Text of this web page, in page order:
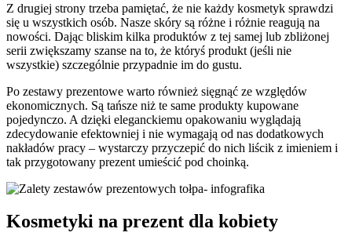
Z drugiej strony trzeba pamiętać, że nie każdy kosmetyk sprawdzi
się u wszystkich osób. Nasze skóry są różne i różnie reagują na
nowości. Dając bliskim kilka produktów z tej samej lub zbliżonej
serii zwiększamy szanse na to, że któryś produkt (jeśli nie
wszystkie) szczególnie przypadnie im do gustu.
Po zestawy prezentowe warto również sięgnąć ze względów
ekonomicznych. Są tańsze niż te same produkty kupowane
pojedynczo. A dzięki eleganckiemu opakowaniu wyglądają
zdecydowanie efektowniej i nie wymagają od nas dodatkowych
nakładów pracy – wystarczy przyczepić do nich liścik z imieniem i
tak przygotowany prezent umieścić pod choinką.
Kosmetyki na prezent dla kobiety